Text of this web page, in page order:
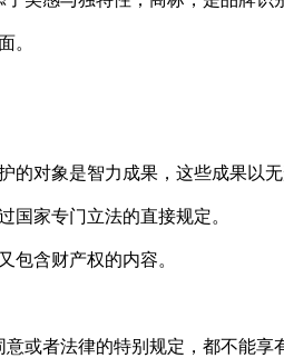
。
的对象是智力成果，这些成果以
国家专门立法的直接规定。
包含财产权的内容。
或者法律的特别规定，都不能享